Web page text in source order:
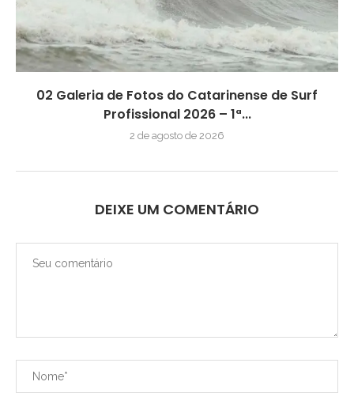
02 Galeria de Fotos do Catarinense de Surf
Profissional 2026 – 1ª...
2 de agosto de 2026
DEIXE UM COMENTÁRIO